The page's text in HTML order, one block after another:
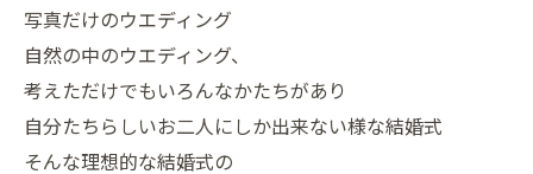
写真だけのウエディング
自然の中のウエディング、
考えただけでもいろんなかたちがあり
自分たちらしいお二人にしか出来ない様な結婚式
そんな理想的な結婚式の